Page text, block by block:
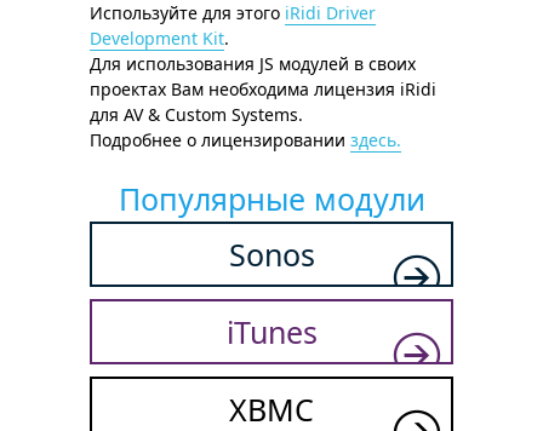
Используйте для этого iRidi Driver
Development Kit.
Для использования JS модулей в своих
проектах Вам необходима лицензия iRidi
для AV & Custom Systems.
Подробнее о лицензировании здесь.
Популярные модули
Sonos
iTunes
XBMC